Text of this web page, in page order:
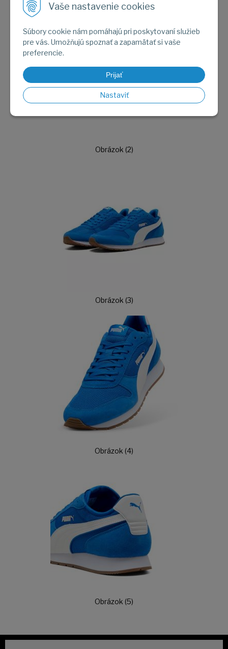
Vaše nastavenie cookies
Súbory cookie nám pomáhajú pri poskytovaní služieb
pre vás. Umožňujú spoznať a zapamätať si vaše
preferencie.
Prijať
Nastaviť
Obrázok (2)
Obrázok (3)
Obrázok (4)
Obrázok (5)